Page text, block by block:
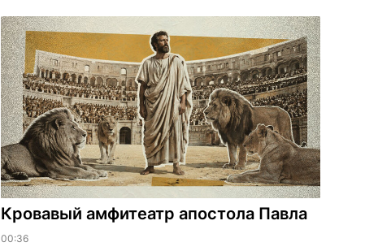
​Кровавый амфитеатр апостола Павла
00:36